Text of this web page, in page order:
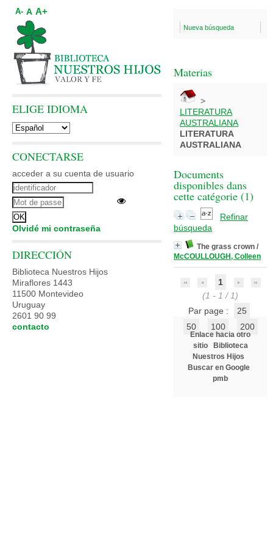
Nueva búsqueda
Materias
>
LITERATURA
AUSTRALIANA
LITERATURA
AUSTRALIANA
Documents
disponibles dans
cette catégorie (1)
Refinar
búsqueda
The grass crown /
McCOULLOUGH, Colleen
1
(1 - 1 / 1)
Par page :
25
50
100 200
Enlace hacia otro
sitio
Biblioteca
Nuestros Hijos
Buscar en Google
pmb
A- A A+
ELIGE IDIOMA
CONECTARSE
acceder a su cuenta de usuario
Olvidé mi contraseña
DIRECCIÓN
Biblioteca Nuestros Hijos
Miraflores 1443
11500 Montevideo
Uruguay
2601 90 99
contacto